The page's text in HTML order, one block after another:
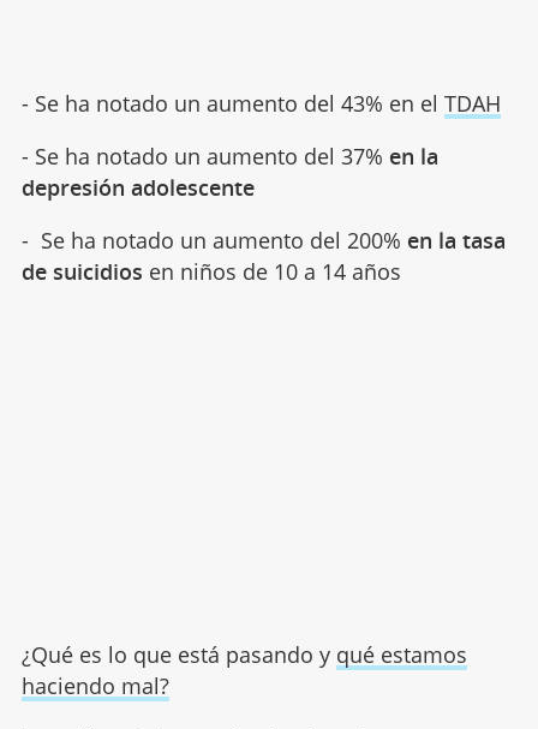
- Se ha notado un aumento del 43% en el TDAH
- Se ha notado un aumento del 37% en la
depresión adolescente
- Se ha notado un aumento del 200% en la tasa
de suicidios en niños de 10 a 14 años
¿Qué es lo que está pasando y qué estamos
haciendo mal?